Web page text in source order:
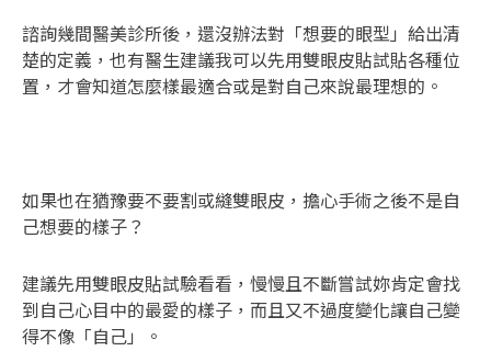
諮詢幾間醫美診所後，還沒辦法對「想要的眼型」給出清
楚的定義，也有醫生建議我可以先用雙眼皮貼試貼各種位
置，才會知道怎麼樣最適合或是對自己來說最理想的。
如果也在猶豫要不要割或縫雙眼皮，擔心手術之後不是自
己想要的樣子？
建議先用雙眼皮貼試驗看看，慢慢且不斷嘗試妳肯定會找
到自己心目中的最愛的樣子，而且又不過度變化讓自己變
得不像「自己」。